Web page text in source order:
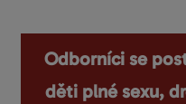
Odborníci se
děti plné sexu,